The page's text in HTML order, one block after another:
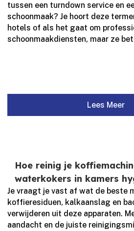
tussen een turndown service en
schoonmaak? Je hoort deze
hotels of als het gaat om
schoonmaakdiensten, maar ze
Lees Meer
Hoe reinig je
waterkokers in kamers
Je vraagt je vast af wat de beste
koffieresiduen, kalkaanslag en
verwijderen uit deze apparaten.​
aandacht en de juiste